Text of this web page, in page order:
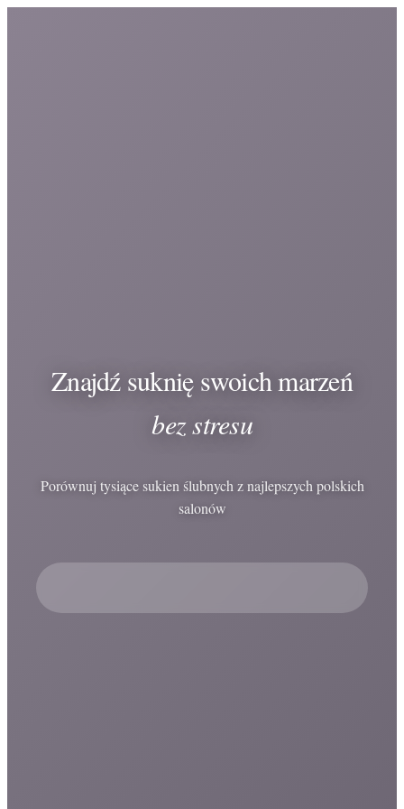
Znajdź suknię swoich marzeń
bez stresu
Porównuj tysiące sukien ślubnych z najlepszych polskich
salonów